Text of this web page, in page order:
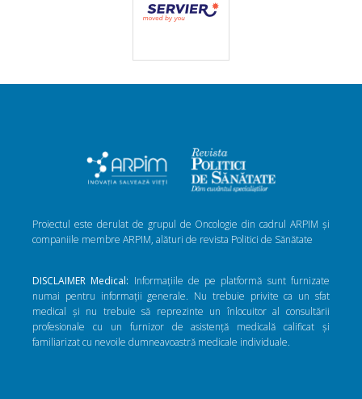
Proiectul este derulat de grupul de Oncologie din cadrul ARPIM și
companiile membre ARPIM, alături de revista Politici de Sănătate
DISCLAIMER Medical: Informațiile de pe platformă sunt furnizate
numai pentru informații generale. Nu trebuie privite ca un sfat
medical și nu trebuie să reprezinte un înlocuitor al consultării
profesionale cu un furnizor de asistență medicală calificat și
familiarizat cu nevoile dumneavoastră medicale individuale.